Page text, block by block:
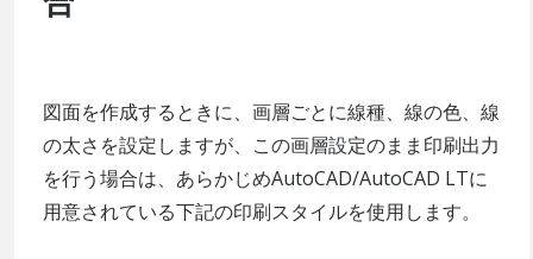
図面を作成するときに、画層ごとに線種、線の色、線
の太さを設定しますが、この画層設定のまま印刷出力
を行う場合は、あらかじめAutoCAD/AutoCAD LTに
用意されている下記の印刷スタイルを使用します。